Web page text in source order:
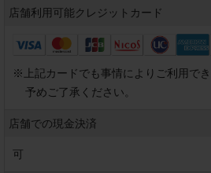
店舗利用可能クレジットカード
※
上記カードでも事情によりご利用で
予めご了承ください。
店舗での現金決済
可